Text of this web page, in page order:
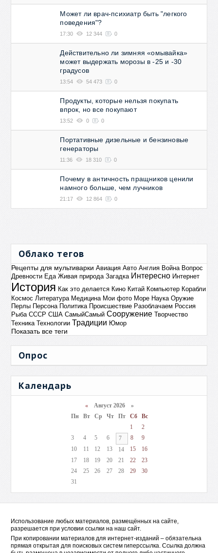
Может ли врач-психиатр быть "легкого
поведения"?
17:30 12 344 0
Действительно ли зимняя «омывайка»
может выдержать морозы в -25 и -30
градусов
13:54 54 473 0
Продукты, которые нельзя покупать
впрок, но все покупают
13:52 0 0
Портативные дизельные и бензиновые
генераторы
11:36 18 310 0
Почему в античность пращников ценили
намного больше, чем лучников
21:17 12 864 0
Облако тегов
Рецепты для мультиварки Авиация Авто Англия Война Вопрос
Древности Еда Живая природа Загадка Интересно Интернет
История Как это делается Кино Китай Компьютер Корабли
Космос Литература Медицина Мои фото Море Наука Оружие
Перлы Персона Политика Происшествие Разоблачаем Россия
Рыба СССР США СамыйСамый Сооружение Творчество
Техника Технологии Традиции Юмор
Показать все теги
Опрос
Календарь
«Август 2026 »
Пн
Вт Ср Чт Пт Сб
Вс
1
2
3
4 5 6 7 8
9
10
11 12 13 14 15
16
17
18 19 20 21 22
23
24
25 26 27 28 29
30
31
Использование любых материалов, размещённых на сайте,
разрешается при условии ссылки на наш сайт.
При копировании материалов для интернет-изданий – обязательна
прямая открытая для поисковых систем гиперссылка. Ссылка должна